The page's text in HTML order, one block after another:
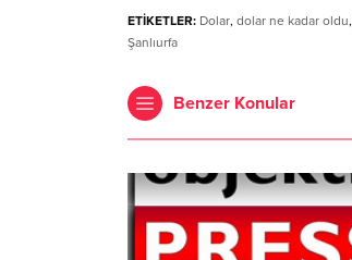
ETİKETLER: Dolar, dolar ne kadar oldu,
Şanlıurfa
Benzer Konular